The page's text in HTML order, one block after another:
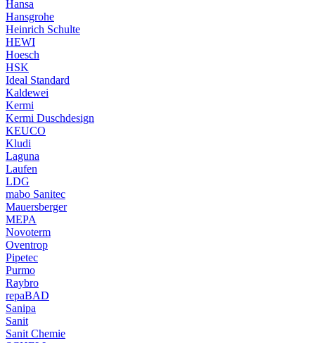
Hansa
Hansgrohe
Heinrich Schulte
HEWI
Hoesch
HSK
Ideal Standard
Kaldewei
Kermi
Kermi Duschdesign
KEUCO
Kludi
Laguna
Laufen
LDG
mabo Sanitec
Mauersberger
MEPA
Novoterm
Oventrop
Pipetec
Purmo
Raybro
repaBAD
Sanipa
Sanit
Sanit Chemie